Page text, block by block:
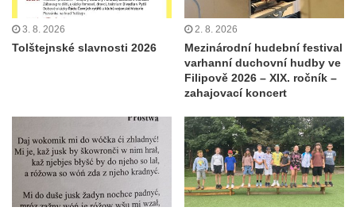
3. 8. 2026
Tolštejnské slavnosti 2026
2. 8. 2026
Mezinárodní hudební festival
varhanní duchovní hudby ve
Filipově 2026 – XIX. ročník –
zahajovací koncert